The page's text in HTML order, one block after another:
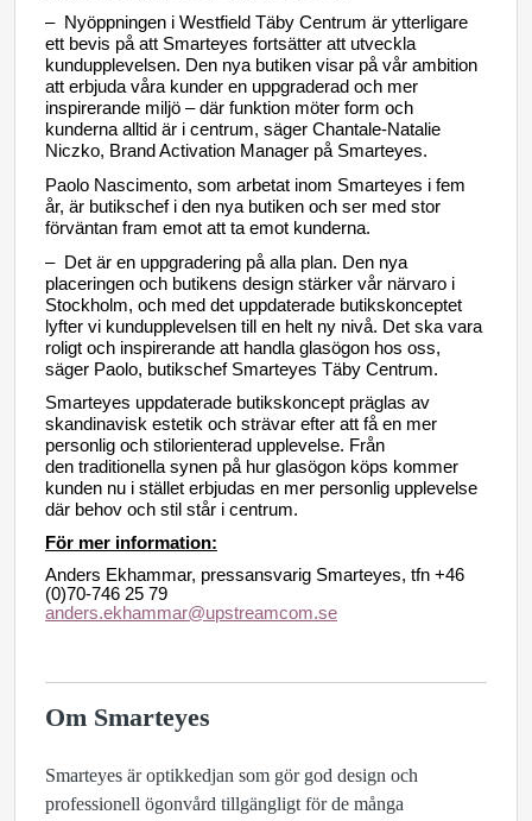
– Nyöppningen i Westfield Täby Centrum är ytterligare
ett bevis på att Smarteyes fortsätter att utveckla
kundupplevelsen. Den nya butiken visar på vår ambition
att erbjuda våra kunder en uppgraderad och mer
inspirerande miljö – där funktion möter form och
kunderna alltid är i centrum, säger Chantale-Natalie
Niczko, Brand Activation Manager på Smarteyes.
Paolo Nascimento, som arbetat inom Smarteyes i fem
år, är butikschef i den nya butiken och ser med stor
förväntan fram emot att ta emot kunderna.
– Det är en uppgradering på alla plan. Den nya
placeringen och butikens design stärker vår närvaro i
Stockholm, och med det uppdaterade butikskonceptet
lyfter vi kundupplevelsen till en helt ny nivå. Det ska vara
roligt och inspirerande att handla glasögon hos oss,
säger Paolo, butikschef Smarteyes Täby Centrum.
Smarteyes uppdaterade butikskoncept präglas av
skandinavisk estetik och strävar efter att få en mer
personlig och stilorienterad upplevelse. Från
den traditionella synen på hur glasögon köps kommer
kunden nu i stället erbjudas en mer personlig upplevelse
där behov och stil står i centrum.
För mer information:
Anders Ekhammar, pressansvarig Smarteyes, tfn +46
(0)70-746 25 79
anders.ekhammar@upstreamcom.se
Om Smarteyes
Smarteyes är optikkedjan som gör god design och
professionell ögonvård tillgängligt för de många